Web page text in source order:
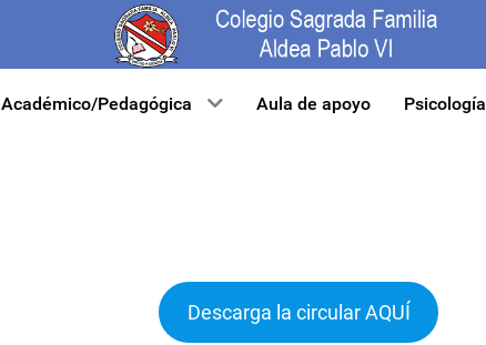
Académico/Pedagógica Aula de apoyo Psicología
Descarga la circular AQUÍ